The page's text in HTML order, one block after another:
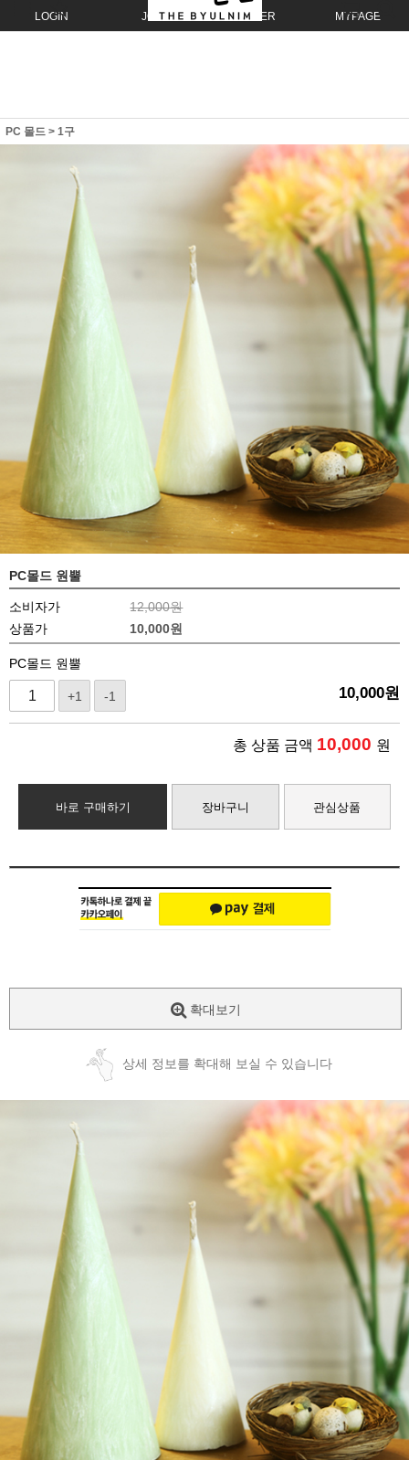
LOGIN JOIN ORDER MYPAGE
PC 몰드 > 1구
PC몰드 원뿔
소비자가
12,000원
상품가
10,000원
PC몰드 원뿔
+1 -1 10,000원
총 상품 금액 10,000 원
바로 구매하기 장바구니 관심상품
확대보기
상세 정보를 확대해 보실 수 있습니다